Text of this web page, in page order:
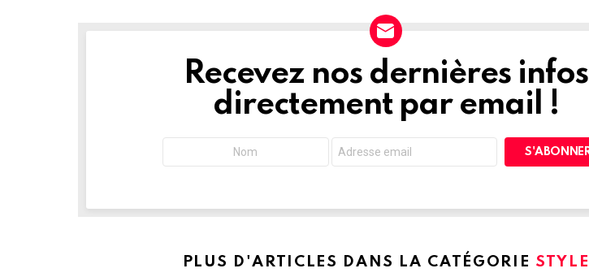
NEWSLETTERRecevez nos dernières infos
directement par email !
PLUS D'ARTICLES DANS LA CATÉGORIE STYLE